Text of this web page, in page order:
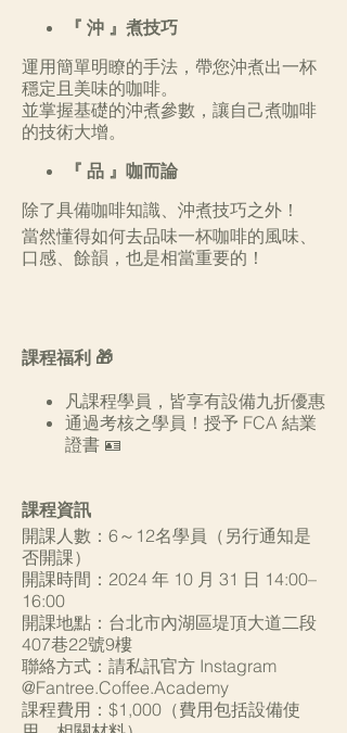
『 沖 』煮技巧
運用簡單明瞭的手法，帶您沖煮出一杯
穩定且美味的咖啡。
並掌握基礎的沖煮參數，讓自己煮咖啡
的技術大增。
『 品 』咖而論
除了具備咖啡知識、沖煮技巧之外！
當然懂得如何去品味一杯咖啡的風味、
口感、餘韻，也是相當重要的！
課程福利 🎁
凡課程學員，皆享有設備九折優惠
通過考核之學員！授予 FCA 結業
證書 🪪
課程資訊
開課人數：6～12名學員（另行通知是
否開課）
開課時間：2024 年 10 月 31 日 14:00–
16:00
開課地點：台北市內湖區堤頂大道二段
407巷22號9樓
聯絡方式：請私訊官方 Instagram
@Fantree.Coffee.Academy
課程費用：$1,000（費用包括設備使